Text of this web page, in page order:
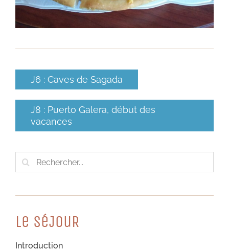
J6 : Caves de Sagada
J8 : Puerto Galera, début des
vacances
Rechercher:
Le SéJouR
Introduction